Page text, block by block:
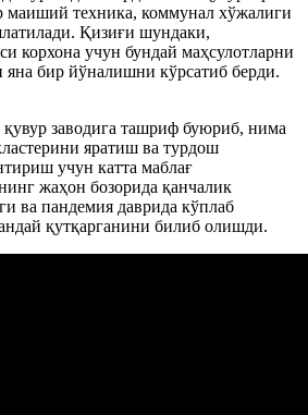
маиший техника, коммунал хўжалиги
Қизиғи шундаки,
корхона учун бундай маҳсулотларни
бир йўналишни кўрсатиб берди.
заводига ташриф буюриб, нима
яратиш ва турдош
учун катта маблағ
жаҳон бозорида қанчалик
ва пандемия даврида кўплаб
қутқарганини билиб олишди.